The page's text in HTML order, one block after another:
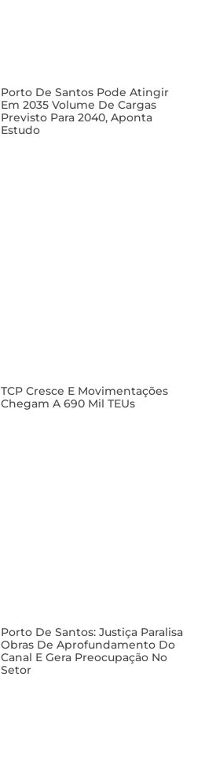
Porto De Santos Pode Atingir
Em 2035 Volume De Cargas
Previsto Para 2040, Aponta
Estudo
TCP Cresce E Movimentações
Chegam A 690 Mil TEUs
Porto De Santos: Justiça Paralisa
Obras De Aprofundamento Do
Canal E Gera Preocupação No
Setor